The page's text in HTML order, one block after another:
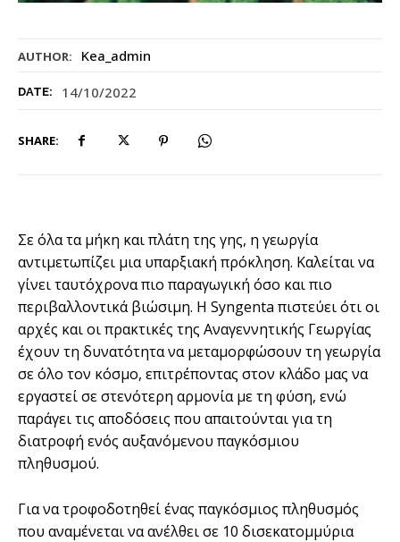
AUTHOR: Kea_admin
DATE: 14/10/2022
SHARE:
Σε όλα τα μήκη και πλάτη της γης, η γεωργία
αντιμετωπίζει μια υπαρξιακή πρόκληση. Καλείται να
γίνει ταυτόχρονα πιο παραγωγική όσο και πιο
περιβαλλοντικά βιώσιμη. Η Syngenta πιστεύει ότι οι
αρχές και οι πρακτικές της Αναγεννητικής Γεωργίας
έχουν τη δυνατότητα να μεταμορφώσουν τη γεωργία
σε όλο τον κόσμο, επιτρέποντας στον κλάδο μας να
εργαστεί σε στενότερη αρμονία με τη φύση, ενώ
παράγει τις αποδόσεις που απαιτούνται για τη
διατροφή ενός αυξανόμενου παγκόσμιου
πληθυσμού.
Για να τροφοδοτηθεί ένας παγκόσμιος πληθυσμός
που αναμένεται να ανέλθει σε 10 δισεκατομμύρια